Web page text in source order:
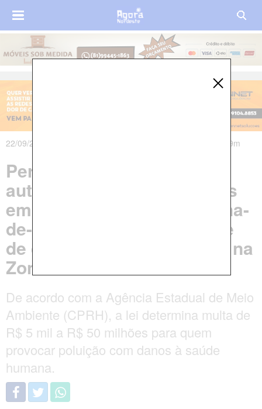
22/09/2021 às 20h17m - Atualizado em 07/10/2021 às 07h09m
Pernambuco: Usina é
autuada por irregularidades
em queima de palha de cana-
de-açúcar que deixou parte
de cidade cheia de fumaça na
Zona da Mata
De acordo com a Agência Estadual de Meio
Ambiente (CPRH), a lei determina multa de
R$ 5 mil a R$ 50 milhões para quem
provocar poluição com danos à saúde
humana.